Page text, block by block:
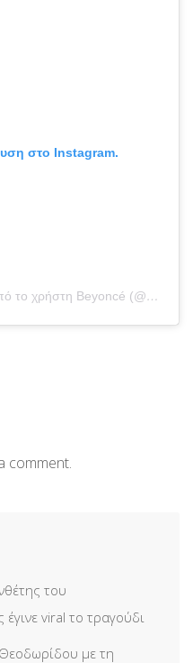
στο Instagram.
Η δημοσίευση κοινοποιήθηκε από το χρήστη Beyoncé (@beyonce)
comment.
του
viral το τραγούδι
με τη